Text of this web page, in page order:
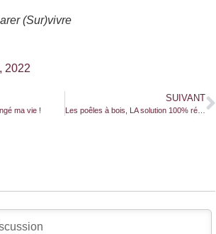
(Sur)vivre
2022
ma vie !
SUIVANT
Les poêles à bois, LA solution 100% résiliente pour te chauffer !